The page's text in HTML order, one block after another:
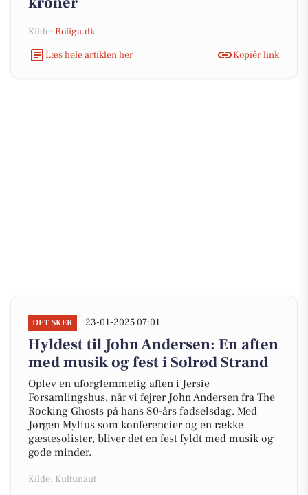
Kilde: Boliga.dk
Læs hele artiklen her
Kopiér link
DET SKER 23-01-2025 07:01
Hyldest til John Andersen: En aften
med musik og fest i Solrød Strand
Oplev en uforglemmelig aften i Jersie
Forsamlingshus, når vi fejrer John Andersen fra The
Rocking Ghosts på hans 80-års fødselsdag. Med
Jørgen Mylius som konferencier og en række
gæstesolister, bliver det en fest fyldt med musik og
gode minder.
Kilde: Kultunaut